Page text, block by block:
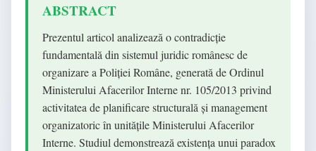
ABSTRACT
Prezentul articol analizează o contradicție
fundamentală din sistemul juridic românesc de
organizare a Poliției Române, generată de Ordinul
Ministerului Afacerilor Interne nr. 105/2013 privind
activitatea de planificare structurală și management
organizatoric în unitățile Ministerului Afacerilor
Interne. Studiul demonstrează existența unui paradox